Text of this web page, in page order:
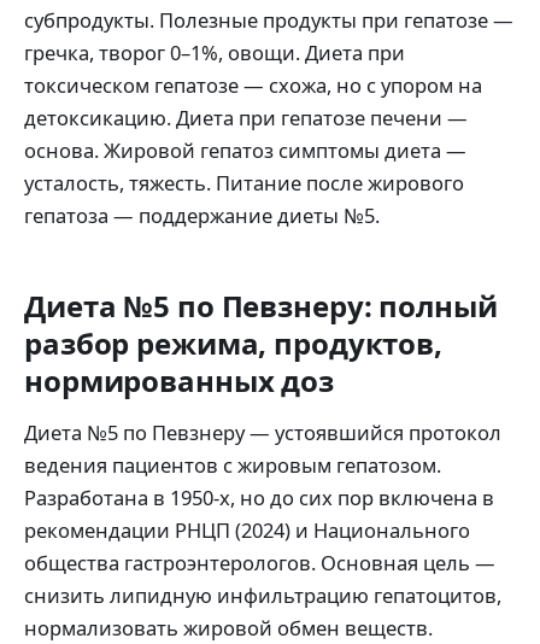
субпродукты. Полезные продукты при гепатозе —
гречка, творог 0–1%, овощи. Диета при
токсическом гепатозе — схожа, но с упором на
детоксикацию. Диета при гепатозе печени —
основа. Жировой гепатоз симптомы диета —
усталость, тяжесть. Питание после жирового
гепатоза — поддержание диеты №5.
Диета №5 по Певзнеру: полный
разбор режима, продуктов,
нормированных доз
Диета №5 по Певзнеру — устоявшийся протокол
ведения пациентов с жировым гепатозом.
Разработана в 1950-х, но до сих пор включена в
рекомендации РНЦП (2024) и Национального
общества гастроэнтерологов. Основная цель —
снизить липидную инфильтрацию гепатоцитов,
нормализовать жировой обмен веществ.